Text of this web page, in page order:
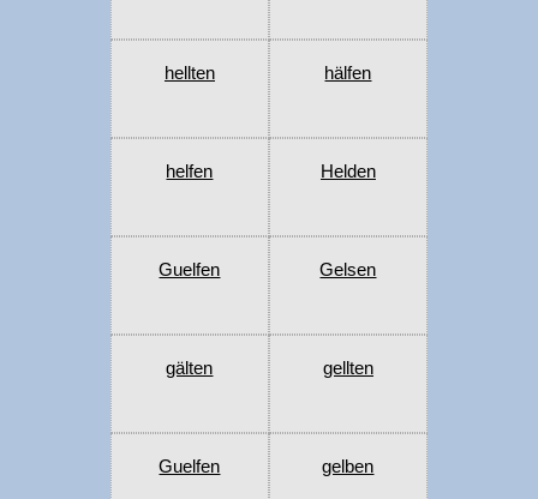
hellten hälfen
helfen Helden
Guelfen Gelsen
gälten gellten
Guelfen gelben